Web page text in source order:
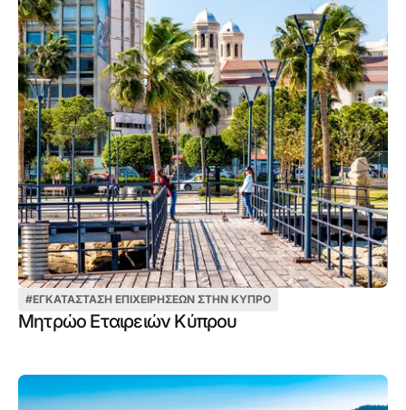
#ΕΓΚΑΤΆΣΤΑΣΗ ΕΠΙΧΕΙΡΉΣΕΩΝ ΣΤΗΝ ΚΎΠΡΟ
Μητρώο Εταιρειών Κύπρου